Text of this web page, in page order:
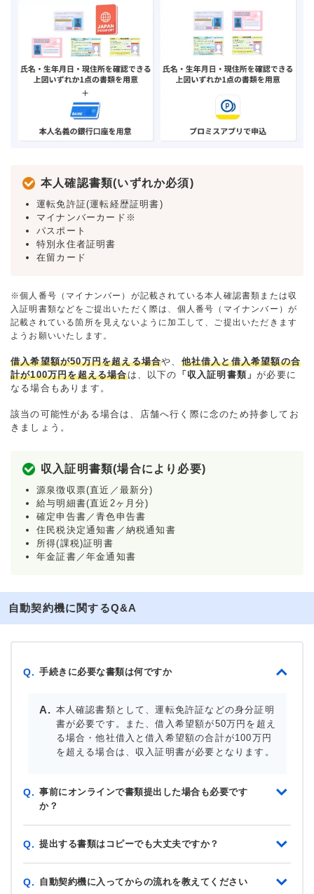
本人確認書類(いずれか必須)
運転免許証(運転経歴証明書)
マイナンバーカード※
パスポート
特別永住者証明書
在留カード
※個人番号（マイナンバー）が記載されている本人確認書類または収
入証明書類などをご提出いただく際は、個人番号（マイナンバー）が
記載されている箇所を見えないように加工して、ご提出いただきます
ようお願いいたします。
借入希望額が50万円を超える場合や、 他社借入と借入希望額の合
計が100万円を超える場合は、以下の 「収入証明書類」が必要に
なる場合もあります。
該当の可能性がある場合は、店舗へ行く際に念のため持参してお
きましょう。
収入証明書類(場合により必要)
源泉徴収票(直近／最新分)
給与明細書(直近2ヶ月分)
確定申告書／青色申告書
住民税決定通知書／納税通知書
所得(課税)証明書
年金証書／年金通知書
自動契約機に関するQ&A
Q. 手続きに必要な書類は何ですか
本人確認書類として、運転免許証などの身分証明
書が必要です。また、借入希望額が50万円を超え
る場合・他社借入と借入希望額の合計が100万円
を超える場合は、収入証明書が必要となります。
Q. 事前にオンラインで書類提出した場合も必要です
か？
Q. 提出する書類はコピーでも大丈夫ですか？
Q. 自動契約機に入ってからの流れを教えてください